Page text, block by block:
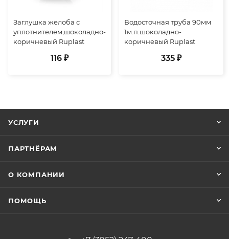
Заглушка желоба с
уплотнителем,шоколадно-
коричневый Ruplast
116 ₽
Водосточная труба 90мм
1м.п.шоколадно-
коричневый Ruplast
335 ₽
УСЛУГИ
ПАРТНЁРАМ
О КОМПАНИИ
ПОМОЩЬ